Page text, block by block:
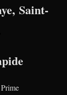
, Saint-